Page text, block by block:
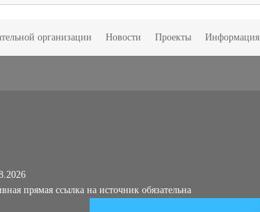
организации Новости Проекты Информация
прямая ссылка на источник обязательна